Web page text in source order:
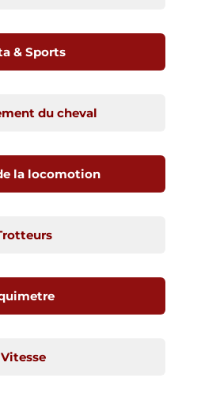
& Sports
du cheval
la locomotion
Vitesse